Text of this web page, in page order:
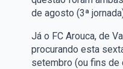
de agosto (3ª
Já o FC Arouca, de
procurando esta
setembro (ou fins de